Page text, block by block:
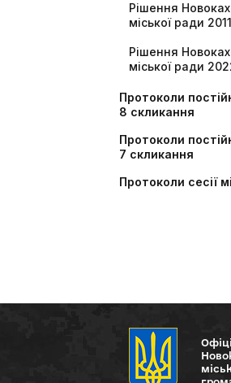
Рішення
міської ради
Рішення
міської ради
Протоколи
8 скликання
Протоколи
7 скликання
Протоколи сесії